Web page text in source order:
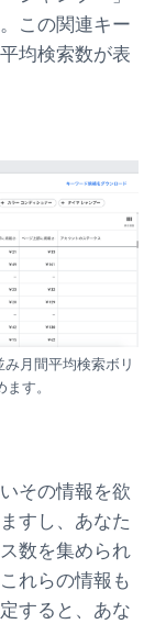
この関連キー
均検索数が表
月間平均検索ボリ
す。
その情報を欲
すし、あなた
数を集められ
れらの情報も
すると、あな